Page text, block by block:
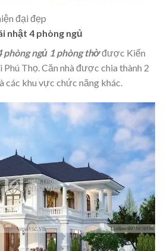
đại đẹp
nhật 4 phòng ngủ
phòng ngủ 1 phòng thờđược Kiến
Thọ. Căn nhà được chia thành 2
các khu vực chức năng khác.